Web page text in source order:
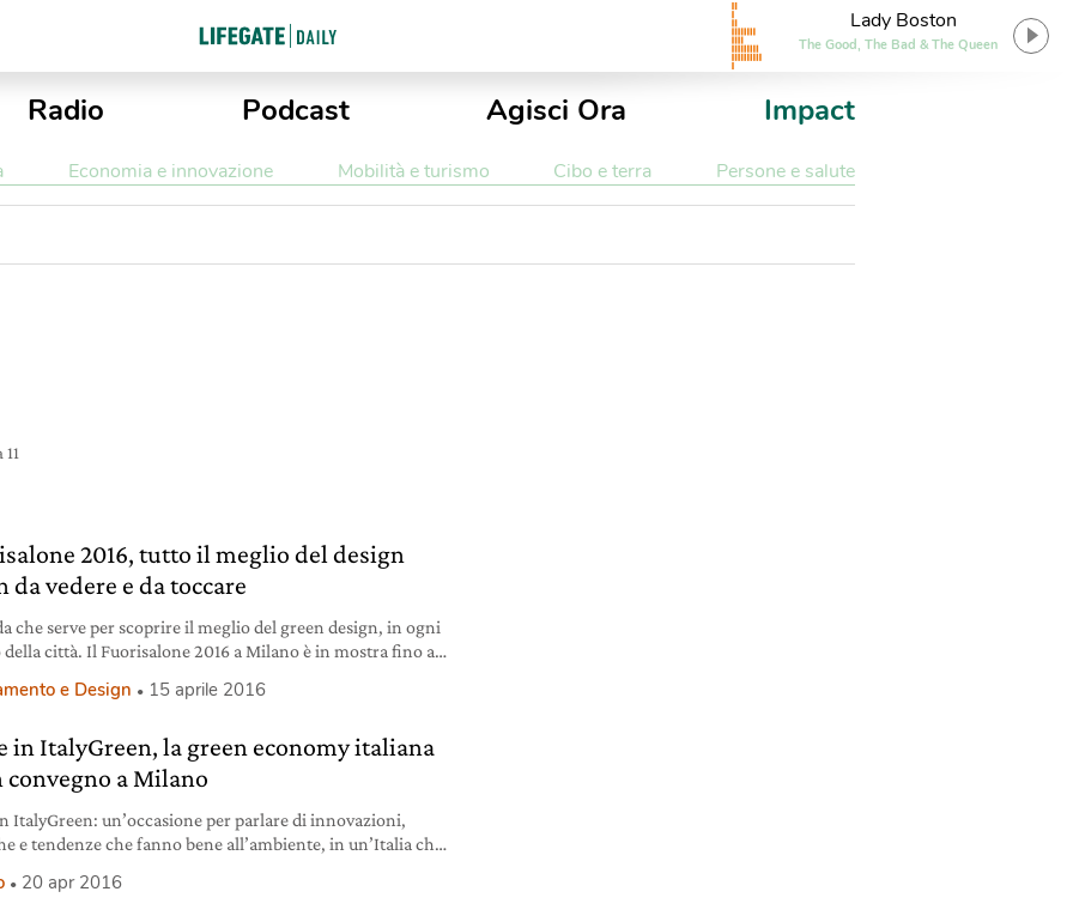
Lady Boston
The Good, The Bad & The Queen
Radio Podcast Agisci Ora Impact
Economia e innovazione Mobilità e turismo Cibo e terra Persone e salute
2016, tutto il meglio del design
da vedere e da toccare
che serve per scoprire il meglio del green design, in ogni
della città. Il Fuorisalone 2016 a Milano è in mostra fino al
e Design 15 aprile 2016
in ItalyGreen, la green economy italiana
convegno a Milano
ItalyGreen: un’occasione per parlare di innovazioni,
e tendenze che fanno bene all’ambiente, in un’Italia che
20 apr 2016